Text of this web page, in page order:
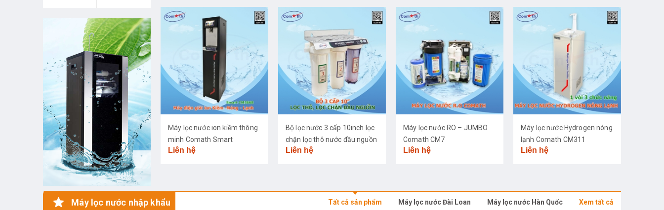
Máy lọc nước ion kiềm thông
minh Comath Smart
CM3668
Liên hệ
Bộ lọc nước 3 cấp 10inch lọc
chặn lọc thô nước đầu nguồn
Liên hệ
Máy lọc nước RO – JUMBO
Comath CM7
Liên hệ
Máy lọc nước Hydrogen nóng
lạnh Comath CM311
Liên hệ
Máy lọc nước nhập khẩu Tất cả sản phẩm Máy lọc nước Đài Loan Máy lọc nước Hàn Quốc Xem tất cả